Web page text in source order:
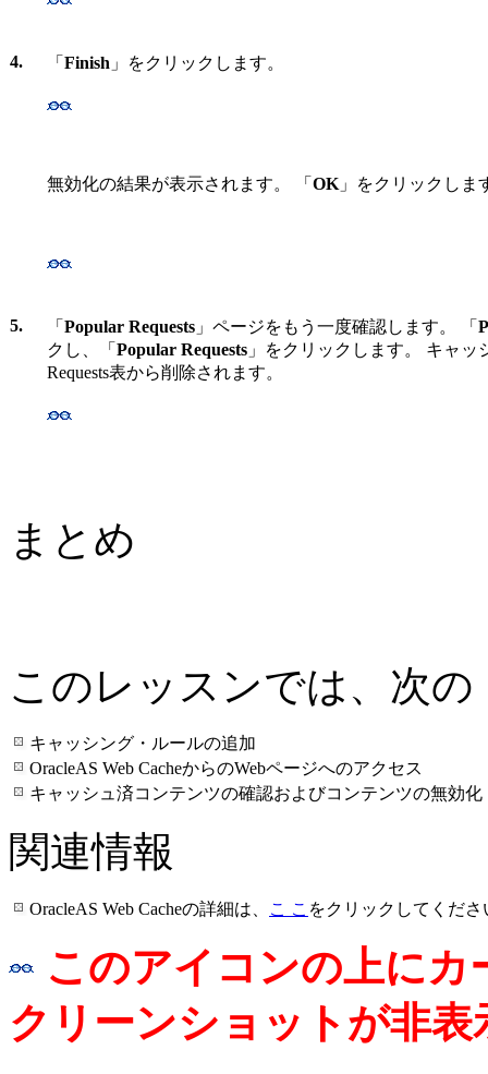
4. 「 Finish 」をクリックします。
無効化の結果が表示されます。 「 OK 」をクリックしま
5. 「 Popular Requests 」ページをもう一度確認します。 「
クし、「 Popular Requests 」をクリックします。 キャッ
Requests表から削除されます。
まとめ
このレッスンでは、次
キャッシング・ルールの追加
OracleAS Web CacheからのWebページへのアクセス
キャッシュ済コンテンツの確認およびコンテンツの無効化
関連情報
OracleAS Web Cacheの詳細は、 こ こ をクリックしてくださ
このアイコンの上に
クリーンショットが非